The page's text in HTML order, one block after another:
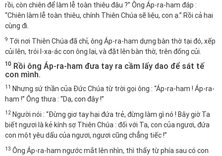
rồi, còn chiên để làm lễ toàn thiêu đâu ?” Ông Áp-ra-ham đáp :
“Chiên làm lễ toàn thiêu, chính Thiên Chúa sẽ liệu, con ạ.” Rồi cả hai
cùng đi.
9 Tới nơi Thiên Chúa đã chỉ, ông Áp-ra-ham dựng bàn thờ tại đó, xếp
củi lên, trói I-xa-ác con ông lại, và đặt lên bàn thờ, trên đống củi.
10 Rồi ông Áp-ra-ham đưa tay ra cầm lấy dao để sát tế
con mình.
11 Nhưng sứ thần của Đức Chúa từ trời gọi ông : “Áp-ra-ham ! Áp-ra-
ham !” Ông thưa : “Dạ, con đây !”
12 Người nói : “Đừng giơ tay hại đứa trẻ, đừng làm gì nó ! Bây giờ Ta
biết ngươi là kẻ kính sợ Thiên Chúa : đối với Ta, con của ngươi, đứa
con một yêu dấu của ngươi, ngươi cũng chẳng tiếc !”
13 Ông Áp-ra-ham ngước mắt lên nhìn, thì thấy từ phía sau có con